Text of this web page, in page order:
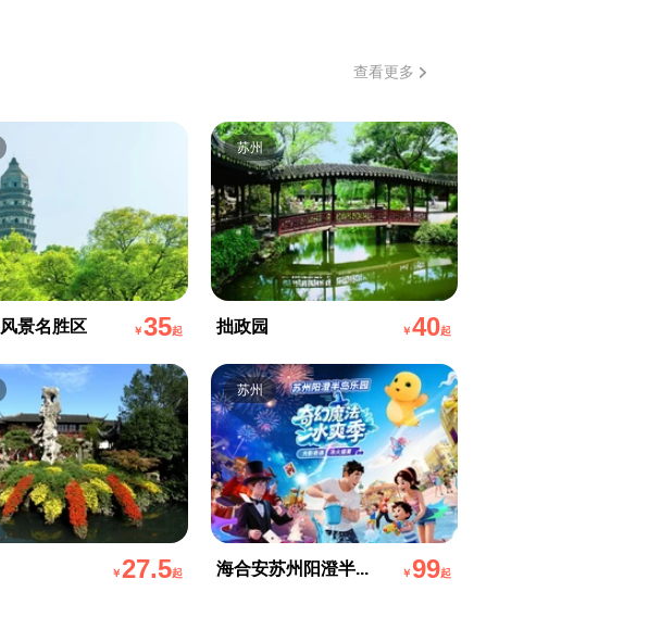
查看更多
景名胜区 ￥35起
苏州
拙政园 ￥40起
￥27.5起
苏州
海合安苏州阳澄半... ￥ 99起